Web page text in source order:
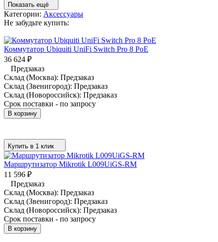
Показать ещё
Категории: Аксессуары
Не забудьте купить:
Коммутатор Ubiquiti UniFi Switch Pro 8 PoE
36 624 ₽
Предзаказ
Склад (Москва): Предзаказ
Склад (Звенигород): Предзаказ
Склад (Новороссийск): Предзаказ
Срок поставки - по запросу
В корзину
Купить в 1 клик
Маршрутизатор Mikrotik L009UiGS-RM
11 596 ₽
Предзаказ
Склад (Москва): Предзаказ
Склад (Звенигород): Предзаказ
Склад (Новороссийск): Предзаказ
Срок поставки - по запросу
В корзину